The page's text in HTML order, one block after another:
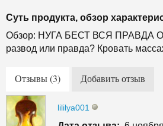
Суть продукта, обзор
Обзор: НУГА БЕСТ ВСЯ ПРАВДА
развод или правда? Кровать
Отзывы (3) Добавить отзыв
lililya001